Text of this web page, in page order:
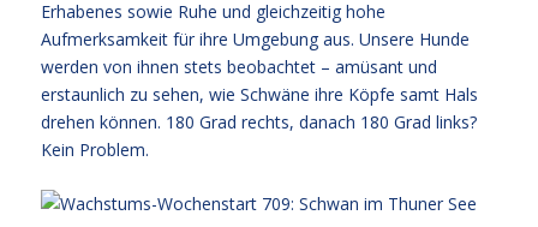
Erhabenes sowie Ruhe und gleichzeitig hohe
Aufmerksamkeit für ihre Umgebung aus. Unsere Hunde
werden von ihnen stets beobachtet – amüsant und
erstaunlich zu sehen, wie Schwäne ihre Köpfe samt Hals
drehen können. 180 Grad rechts, danach 180 Grad links?
Kein Problem.